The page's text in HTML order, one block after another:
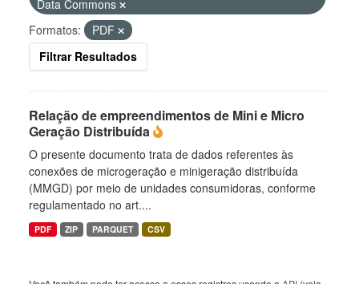
Data Commons
Formatos:
PDF
Filtrar Resultados
Relação de empreendimentos de Mini e Micro
Geração Distribuída
O presente documento trata de dados referentes às
conexões de microgeração e minigeração distribuída
(MMGD) por meio de unidades consumidoras, conforme
regulamentado no art....
PDF ZIP PARQUET CSV